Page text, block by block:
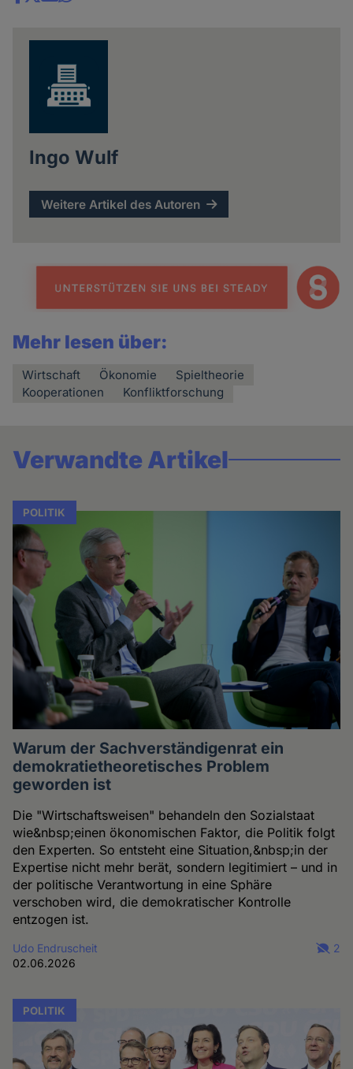
Share
Ingo Wulf
Weitere Artikel des Autoren
Mehr lesen über:
Wirtschaft Ökonomie
Spieltheorie
Kooperationen
Konfliktforschung
Verwandte Artikel
POLITIK
Warum der Sachverständigenrat ein
demokratietheoretisches Problem
geworden ist
Die "Wirtschaftsweisen" behandeln den Sozialstaat
wie&nbsp;einen ökonomischen Faktor, die Politik folgt
den Experten. So entsteht eine Situation,&nbsp;in der
Expertise nicht mehr berät, sondern legitimiert – und in
der politische Verantwortung in eine Sphäre
verschoben wird, die demokratischer Kontrolle
entzogen ist.
Udo Endruscheit
02.06.2026
2
POLITIK